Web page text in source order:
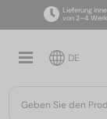
Lieferung
von 2–4
DE